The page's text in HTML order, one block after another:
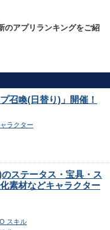
のアプリランキングをご紹
召喚(日替り)」開催！
ラクター
ステータス・宝具・ス
素材などキャラクター
スキル